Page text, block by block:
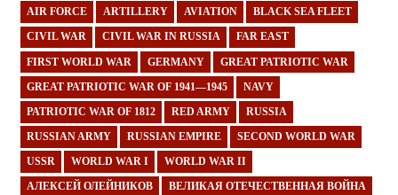
AIR FORCE ARTILLERY AVIATION BLACK SEA FLEET
CIVIL WAR CIVIL WAR IN RUSSIA FAR EAST
FIRST WORLD WAR GERMANY GREAT PATRIOTIC WAR
GREAT PATRIOTIC WAR OF 1941—1945 NAVY
PATRIOTIC WAR OF 1812 RED ARMY RUSSIA
RUSSIAN ARMY RUSSIAN EMPIRE SECOND WORLD WAR
USSR WORLD WAR I WORLD WAR II
АЛЕКСЕЙ ОЛЕЙНИКОВ ВЕЛИКАЯ ОТЕЧЕСТВЕННАЯ ВОЙНА